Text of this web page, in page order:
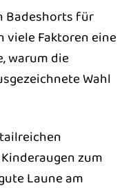
Badeshorts für
viele Faktoren eine
warum die
Wahl
zum
Laune am